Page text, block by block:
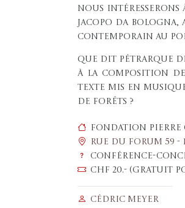
nous intéresserons
Jacopo da
contemporain au
Que dit Pétrarque
à la composition
texte mis en
de forêts ?
Fondation Pierre
Rue du Forum 59 -
Conférence-
CHF 20.- (gratuit
Cédric Meyer